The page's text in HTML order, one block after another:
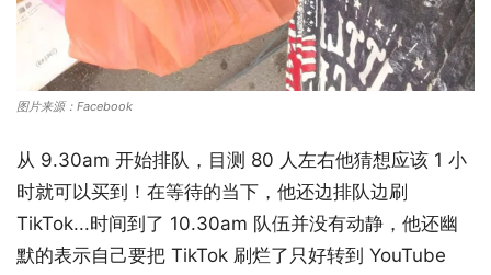
图片来源：Facebook
从 9.30am 开始排队，目测 80 人左右他猜想应该 1 小
时就可以买到！在等待的当下，他还边排队边刷
TikTok...时间到了 10.30am 队伍并没有动静，他还幽
默的表示自己要把 TikTok 刷烂了只好转到 YouTube